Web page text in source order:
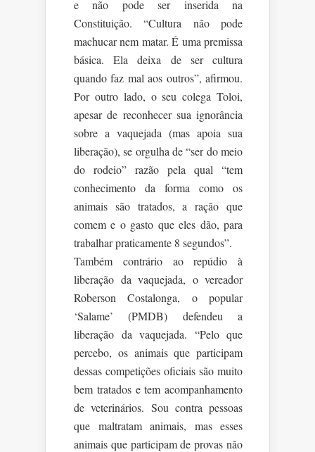
e não pode ser inserida na
Constituição. “Cultura não pode
machucar nem matar. É uma premissa
básica. Ela deixa de ser cultura
quando faz mal aos outros”, afirmou.
Por outro lado, o seu colega Toloi,
apesar de reconhecer sua ignorância
sobre a vaquejada (mas apoia sua
liberação), se orgulha de “ser do meio
do rodeio” razão pela qual “tem
conhecimento da forma como os
animais são tratados, a ração que
comem e o gasto que eles dão, para
trabalhar praticamente 8 segundos”.
Também contrário ao repúdio à
liberação da vaquejada, o vereador
Roberson Costalonga, o popular
‘Salame’ (PMDB) defendeu a
liberação da vaquejada. “Pelo que
percebo, os animais que participam
dessas competições oficiais são muito
bem tratados e tem acompanhamento
de veterinários. Sou contra pessoas
que maltratam animais, mas esses
animais que participam de provas não